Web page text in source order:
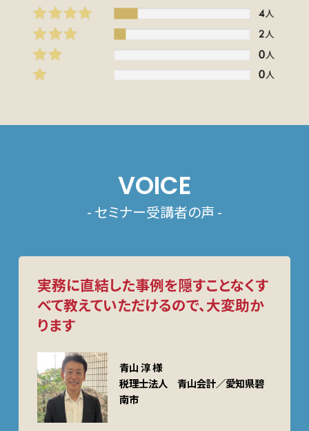
VOICE
- セミナー受講者の声 -
実務に直結した事例を隠すことなくす
べて教えていただけるので、大変助か
ります
青山 淳 様
税理士法人 青山会計／愛知県碧
南市